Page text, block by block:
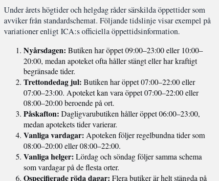
Under årets högtider och helgdag råder särskilda öppettider som
avviker från standardschemat. Följande tidslinje visar exempel på
variationer enligt ICA:s officiella öppettidsinformation.
Nyårsdagen: Butiken har öppet 09:00–23:00 eller 10:00–
20:00, medan apoteket ofta håller stängt eller har kraftigt
begränsade tider.
Trettondedag jul: Butiken har öppet 07:00–22:00 eller
07:00–23:00. Apoteket kan vara öppet 07:00–22:00 eller
08:00–20:00 beroende på ort.
Påskafton: Dagligvarubutiken håller öppet 06:00–23:00,
medan apotekets tider varierar.
Vanliga vardagar: Apoteken följer regelbundna tider som
08:00–20:00 eller 08:00–22:00.
Vanliga helger: Lördag och söndag följer samma schema
som vardagar på de flesta orter.
Ospecifierade röda dagar: Flera butiker är helt stängda på